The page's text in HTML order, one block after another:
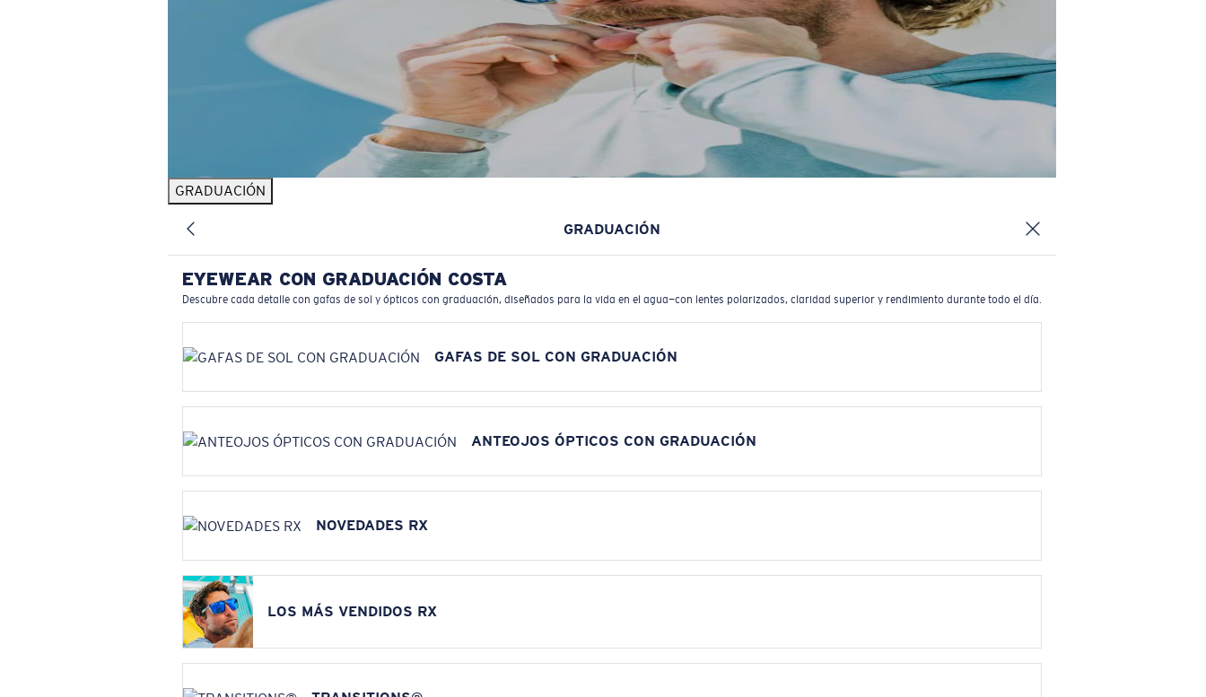
GRADUACIÓN
GRADUACIÓN
EYEWEAR CON GRADUACIÓN COSTA
Descubre cada detalle con gafas de sol y ópticos con graduación, diseñados para la vida en el agua—con lentes polarizados, claridad superior y rendimiento durante todo el día.
GAFAS DE SOL CON GRADUACIÓN
ANTEOJOS ÓPTICOS CON GRADUACIÓN
NOVEDADES RX
LOS MÁS VENDIDOS RX